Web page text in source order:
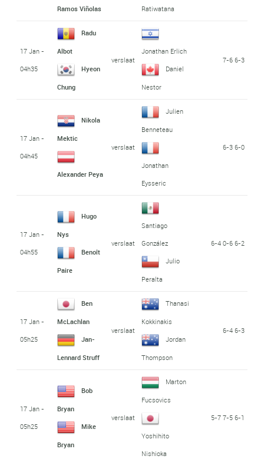
Ramos Viñolas Ratiwatana
17 Jan -
04h35
Radu
Albot
Hyeon
Chung
verslaat
Jonathan Erlich
Daniel
Nestor
7-6 6-3
17 Jan -
04h45
Nikola
Mektic
Alexander Peya
verslaat
Julien
Benneteau
Jonathan
Eysseric
6-3 6-0
17 Jan -
04h55
Hugo
Nys
Benoît
Paire
verslaat
Santiago
González
Julio
Peralta
6-4 0-6 6-2
17 Jan -
05h25
Ben
McLachlan
Jan-
Lennard Struff
verslaat
Thanasi
Kokkinakis
Jordan
Thompson
6-4 6-3
17 Jan -
05h25
Bob
Bryan
Mike
Bryan
verslaat
Marton
Fucsovics
Yoshihito
Nishioka
5-7 7-5 6-1